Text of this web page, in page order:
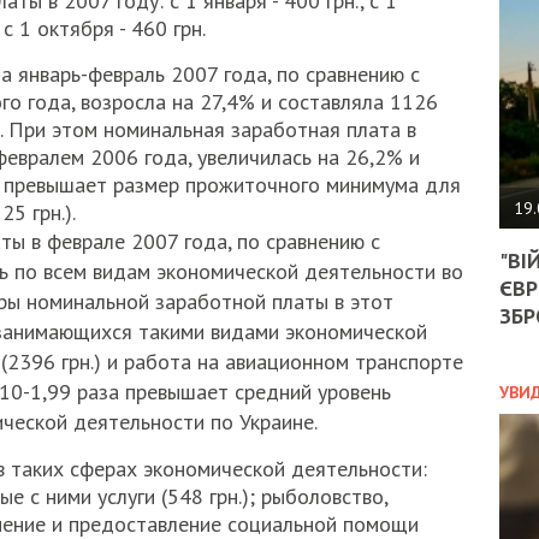
1 октября - 460 грн.
январь-февраль 2007 года, по сравнению с
года, возросла на 27,4% и составляла 1126
этом номинальная заработная плата в
2006 года, увеличилась на 26,2% и
размер прожиточного минимума для
грн.).
в феврале 2007 года, по сравнению с
всем видам экономической деятельности во
номинальной заработной платы в этот
такими видами экономической
грн.) и работа на авиационном транспорте
1,99 раза превышает средний уровень
деятельности по Украине.
сферах экономической деятельности:
с ними услуги (548 грн.); рыболовство,
и предоставление социальной помощи
НА